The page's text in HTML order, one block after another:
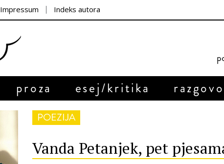
Impressum Indeks autora
proza esej/kritika
POEZIJA
Vanda Petanjek, pet